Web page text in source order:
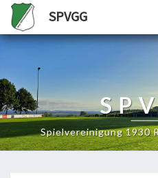
SPVGG
Spielvereinigung 1930